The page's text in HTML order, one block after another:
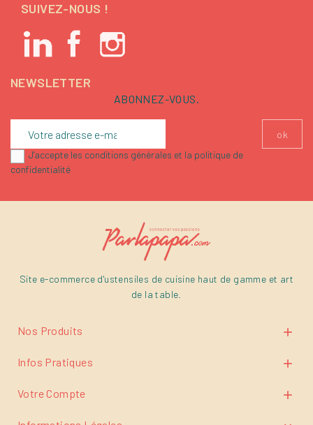
SUIVEZ-NOUS !
NEWSLETTER
ABONNEZ-VOUS.
J'accepte les conditions générales et la politique de
confidentialité
Site e-commerce d'ustensiles de cuisine haut de gamme et art
de la table.
Nos Produits 
Infos Pratiques 
Votre Compte 